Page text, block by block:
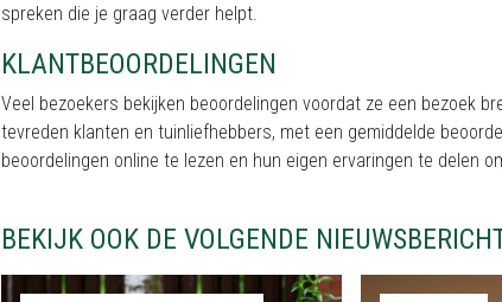
spreken die je graag verder helpt.
KLANTBEOORDELINGEN
Veel bezoekers bekijken beoordelingen voordat ze een bezoek
tevreden klanten en tuinliefhebbers, met een gemiddelde
beoordelingen online te lezen en hun eigen ervaringen te delen
BEKIJK OOK DE VOLGENDE